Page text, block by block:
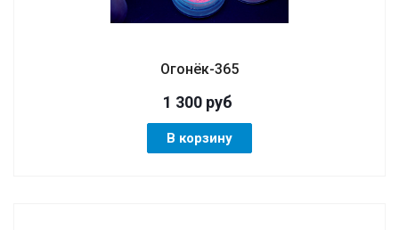
Огонёк-365
1 300руб
В корзину